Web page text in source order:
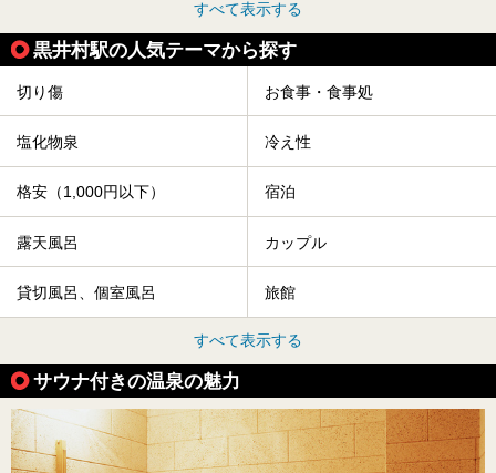
すべて表示する
黒井村駅の人気テーマから探す
切り傷 お食事・食事処
塩化物泉 冷え性
格安（1,000円以下） 宿泊
露天風呂 カップル
貸切風呂、個室風呂 旅館
すべて表示する
サウナ付きの温泉の魅力